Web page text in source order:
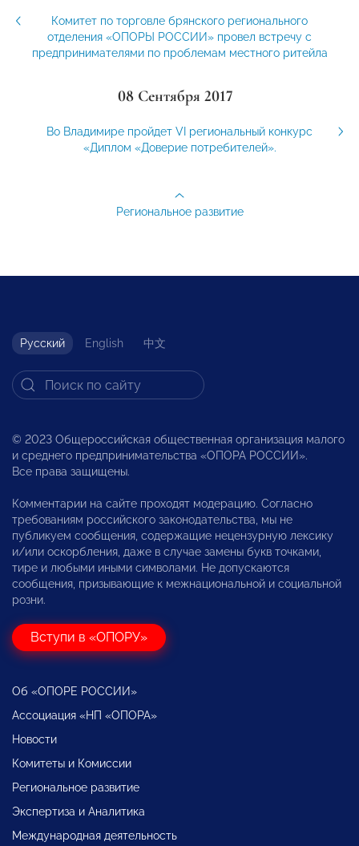
Комитет по торговле брянского регионального
отделения «ОПОРЫ РОССИИ» провел встречу с
предпринимателями по проблемам местного ритейла
08 Сентября 2017
Во Владимире пройдет VI региональный конкурс
«Диплом «Доверие потребителей».
Региональное развитие
Русский English 中文
© 2023 Общероссийская общественная организация малого
и среднего предпринимательства «ОПОРА РОССИИ».
Все права защищены.
Комментарии на сайте проходят модерацию. Согласно
требованиям российского законодательства, мы не
публикуем сообщения, содержащие нецензурную лексику
и/или оскорбления, даже в случае замены букв точками,
тире и любыми иными символами. Не допускаются
сообщения, призывающие к межнациональной и социальной
розни.
Вступи в «ОПОРУ»
Об «ОПОРЕ РОССИИ»
Ассоциация «НП «ОПОРА»
Новости
Комитеты и Комиссии
Региональное развитие
Экспертиза и Аналитика
Международная деятельность